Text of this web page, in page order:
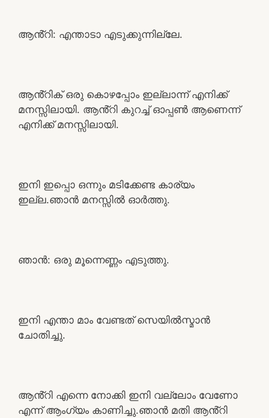
ആൻ്റി: എന്താടാ എടുക്കുന്നില്ലേ.
ആൻ്റിക് ഒരു കൊഴപ്പോം ഇല്ലാന്ന് എനിക്ക്
മനസ്സിലായി. ആൻ്റി കുറച്ച് ഓപ്പൺ ആണെന്ന്
എനിക്ക് മനസ്സിലായി.
ഇനി ഇപ്പൊ ഒന്നും മടിക്കേണ്ട കാര്യം
ഇല്ല.ഞാൻ മനസ്സിൽ ഓർത്തു.
ഞാൻ: ഒരു മൂന്നെണ്ണം എടുത്തു.
ഇനി എന്താ മാം വേണ്ടത് സെയിൽസ്മാൻ
ചോതിച്ചു.
ആൻ്റി എന്നെ നോക്കി ഇനി വല്ലോം വേണോ
എന്ന് ആംഗ്യം കാണിച്ചു.ഞാൻ മതി ആൻ്റി